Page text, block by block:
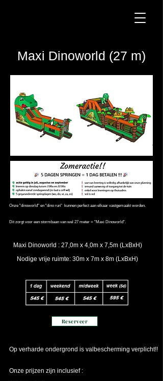
Maxi Dinoworld (27 m)
Onze "dinoworld" en "dino run" kunnen perfect aan elkaar vastgemaakt worden.
Dit zorgt voor een stormbaan van wel 27 meter = "Maxi Dinoworld".
Maxi Dinoworld : 27,0m x 4,0m x 7,5m (LxBxH)
Nodige vrije ruimte: 30m x 7m x 8m (LxBxH)
Reserveer
Op verharde ondergrond is valbescherming verplicht!!
Onze prijzen zijn inclusief :